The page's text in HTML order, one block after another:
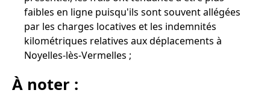
faibles en ligne puisqu'ils sont souvent allégées
par les charges locatives et les indemnités
kilométriques relatives aux déplacements à
Noyelles-lès-Vermelles ;
À noter :